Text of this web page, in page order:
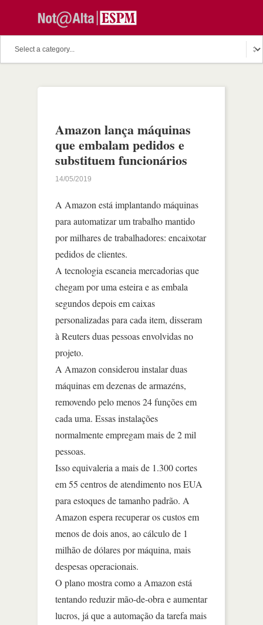
Amazon lança máquinas
que embalam pedidos e
substituem funcionários
14/05/2019
A Amazon está implantando máquinas
para automatizar um trabalho mantido
por milhares de trabalhadores: encaixotar
pedidos de clientes.
A tecnologia escaneia mercadorias que
chegam por uma esteira e as embala
segundos depois em caixas
personalizadas para cada item, disseram
à Reuters duas pessoas envolvidas no
projeto.
A Amazon considerou instalar duas
máquinas em dezenas de armazéns,
removendo pelo menos 24 funções em
cada uma. Essas instalações
normalmente empregam mais de 2 mil
pessoas.
Isso equivaleria a mais de 1.300 cortes
em 55 centros de atendimento nos EUA
para estoques de tamanho padrão. A
Amazon espera recuperar os custos em
menos de dois anos, ao cálculo de 1
milhão de dólares por máquina, mais
despesas operacionais.
O plano mostra como a Amazon está
tentando reduzir mão-de-obra e aumentar
lucros, já que a automação da tarefa mais